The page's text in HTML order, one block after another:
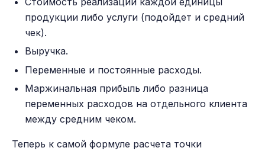
продукции либо услуги (подойдет и средний
чек).
Выручка.
Переменные и постоянные расходы.
Маржинальная прибыль либо разница
переменных расходов на отдельного клиента
между средним чеком.
Теперь к самой формуле расчета точки